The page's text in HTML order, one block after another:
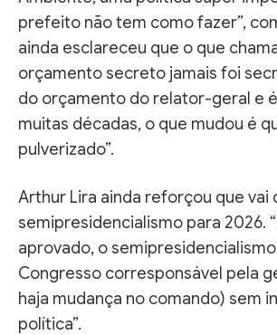
prefeito não tem como fazer”,
ainda esclareceu que o que
orçamento secreto jamais foi
do orçamento do relator-geral e
muitas décadas, o que mudou é
pulverizado”.
Arthur Lira ainda reforçou que vai
semipresidencialismo para 2026.
aprovado, o
Congresso corresponsável pela
haja mudança no comando) sem
política”.